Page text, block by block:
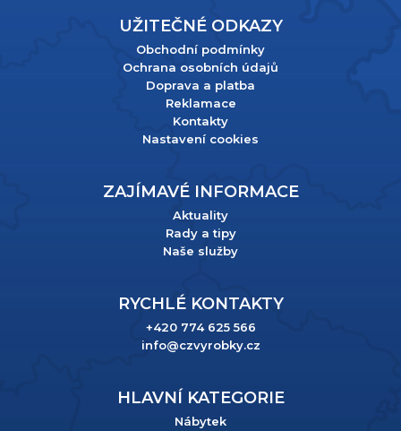
UŽITEČNÉ ODKAZY
Obchodní podmínky
Ochrana osobních údajů
Doprava a platba
Reklamace
Kontakty
Nastavení cookies
ZAJÍMAVÉ INFORMACE
Aktuality
Rady a tipy
Naše služby
RYCHLÉ KONTAKTY
+420 774 625 566
info@czvyrobky.cz
HLAVNÍ KATEGORIE
Nábytek